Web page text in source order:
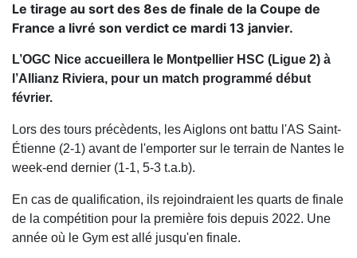
Le tirage au sort des 8es de finale de la Coupe de
France a livré son verdict ce mardi 13 janvier.
L’OGC Nice accueillera le Montpellier HSC (Ligue 2) à
l’Allianz Riviera, pour un match programmé début
février.
Lors des tours précèdents, les Aiglons ont battu l'AS Saint-
Étienne (2-1) avant de l'emporter sur le terrain de Nantes le
week-end dernier (1-1, 5-3 t.a.b).
En cas de qualification, ils rejoindraient les quarts de finale
de la compétition pour la première fois depuis 2022. Une
année où le Gym est allé jusqu'en finale.